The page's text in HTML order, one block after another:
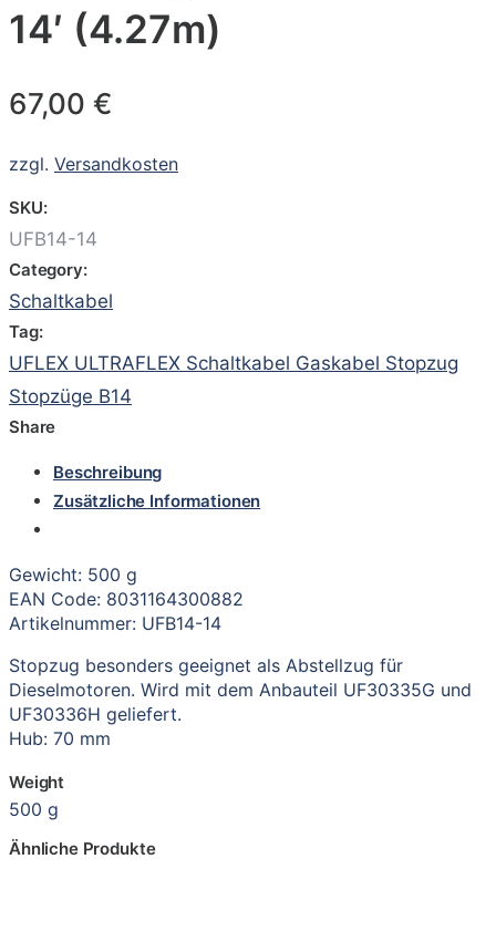
14′ (4.27m)
67,00 €
zzgl. Versandkosten
SKU:
UFB14-14
Category:
Schaltkabel
Tag:
UFLEX ULTRAFLEX Schaltkabel Gaskabel Stopzug
Stopzüge B14
Share
Beschreibung
Zusätzliche Informationen
Gewicht: 500 g
EAN Code: 8031164300882
Artikelnummer: UFB14-14
Stopzug besonders geeignet als Abstellzug für
Dieselmotoren. Wird mit dem Anbauteil UF30335G und
UF30336H geliefert.
Hub: 70 mm
Weight
500 g
Ähnliche Produkte